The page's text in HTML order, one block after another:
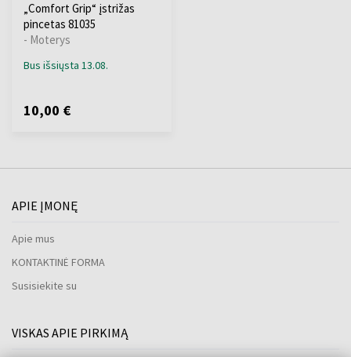
„Comfort Grip“ įstrižas
pincetas 81035
- Moterys
Bus išsiųsta 13.08.
10,00 €
APIE ĮMONĘ
Apie mus
KONTAKTINĖ FORMA
Susisiekite su
VISKAS APIE PIRKIMĄ